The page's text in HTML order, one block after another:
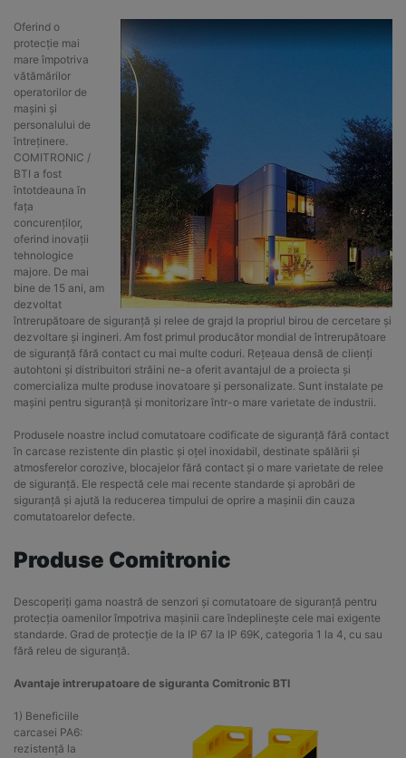
Oferind o
protecție mai
mare împotriva
vătămărilor
operatorilor de
mașini și
personalului de
întreținere.
COMITRONIC /
BTI a fost
întotdeauna în
fața
concurenților,
oferind inovații
tehnologice
majore. De mai
bine de 15 ani, am
dezvoltat
întrerupătoare de siguranță și relee de grajd la propriul birou de cercetare și
dezvoltare și ingineri. Am fost primul producător mondial de întrerupătoare
de siguranță fără contact cu mai multe coduri. Rețeaua densă de clienți
autohtoni și distribuitori străini ne-a oferit avantajul de a proiecta și
comercializa multe produse inovatoare și personalizate. Sunt instalate pe
mașini pentru siguranță și monitorizare într-o mare varietate de industrii.
Produsele noastre includ comutatoare codificate de siguranță fără contact
în carcase rezistente din plastic și oțel inoxidabil, destinate spălării și
atmosferelor corozive, blocajelor fără contact și o mare varietate de relee
de siguranță. Ele respectă cele mai recente standarde și aprobări de
siguranță și ajută la reducerea timpului de oprire a mașinii din cauza
comutatoarelor defecte.
Produse Comitronic
Descoperiți gama noastră de senzori și comutatoare de siguranță pentru
protecția oamenilor împotriva mașinii care îndeplinește cele mai exigente
standarde. Grad de protecție de la IP 67 la IP 69K, categoria 1 la 4, cu sau
fără releu de siguranță.
Avantaje intrerupatoare de siguranta Comitronic BTI
1) Beneficiile
carcasei PA6:
rezistență la